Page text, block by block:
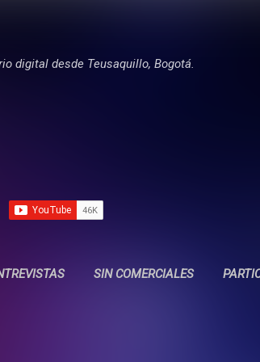
digital desde Teusaquillo, Bogotá.
SIN COMERCIALES